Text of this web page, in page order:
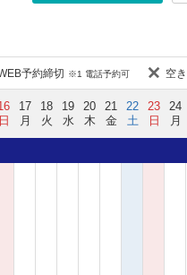
予約締切 ※1 電話予約可 空
日
17
月
18
火
19
水
20
木
21
金
22
土
23
日
24
月